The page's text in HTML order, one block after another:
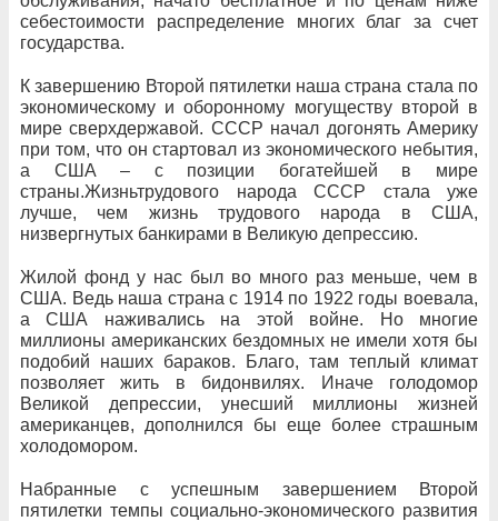
себестоимости распределение многих благ за счет
государства.
К завершению Второй пятилетки наша страна стала по
экономическому и оборонному могуществу второй в
мире сверхдержавой. СССР начал догонять Америку
при том, что он стартовал из экономического небытия,
а США – с позиции богатейшей в мире
страны.Жизньтрудового народа СССР стала уже
лучше, чем жизнь трудового народа в США,
низвергнутых банкирами в Великую депрессию.
Жилой фонд у нас был во много раз меньше, чем в
США. Ведь наша страна с 1914 по 1922 годы воевала,
а США наживались на этой войне. Но многие
миллионы американских бездомных не имели хотя бы
подобий наших бараков. Благо, там теплый климат
позволяет жить в бидонвилях. Иначе голодомор
Великой депрессии, унесший миллионы жизней
американцев, дополнился бы еще более страшным
холодомором.
Набранные с успешным завершением Второй
пятилетки темпы социально-экономического развития